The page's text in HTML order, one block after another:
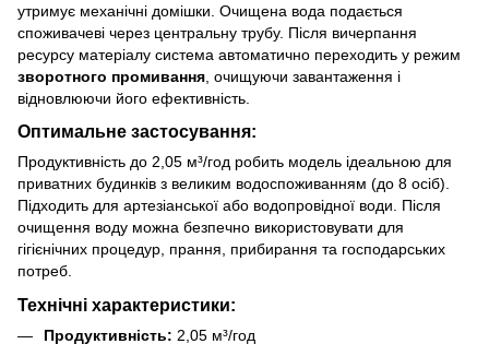
утримує механічні домішки. Очищена вода подається
споживачеві через центральну трубу. Після вичерпання
ресурсу матеріалу система автоматично переходить у режим
зворотного промивання , очищуючи завантаження і
відновлюючи його ефективність.
Оптимальне застосування:
Продуктивність до 2,05 м³/год робить модель ідеальною для
приватних будинків з великим водоспоживанням (до 8 осіб).
Підходить для артезіанської або водопровідної води. Після
очищення воду можна безпечно використовувати для
гігієнічних процедур, прання, прибирання та господарських
потреб.
Технічні характеристики:
Продуктивність: 2,05 м³/год